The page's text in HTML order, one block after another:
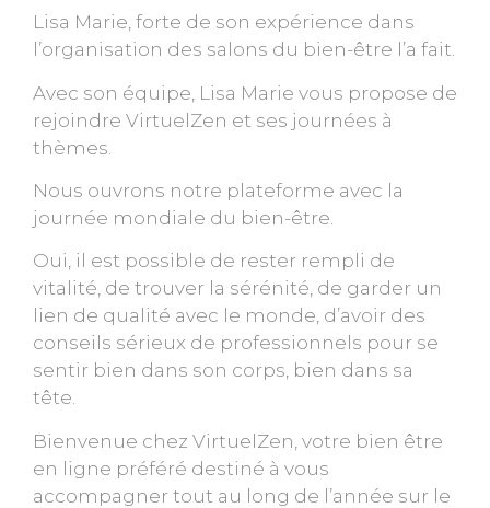
Lisa Marie, forte de son expérience dans
l’organisation des salons du bien-être l’a fait.
Avec son équipe, Lisa Marie vous propose de
rejoindre VirtuelZen et ses journées à
thèmes.
Nous ouvrons notre plateforme avec la
journée mondiale du bien-être.
Oui, il est possible de rester rempli de
vitalité, de trouver la sérénité, de garder un
lien de qualité avec le monde, d’avoir des
conseils sérieux de professionnels pour se
sentir bien dans son corps, bien dans sa
tête.
Bienvenue chez VirtuelZen, votre bien être
en ligne préféré destiné à vous
accompagner tout au long de l’année sur le